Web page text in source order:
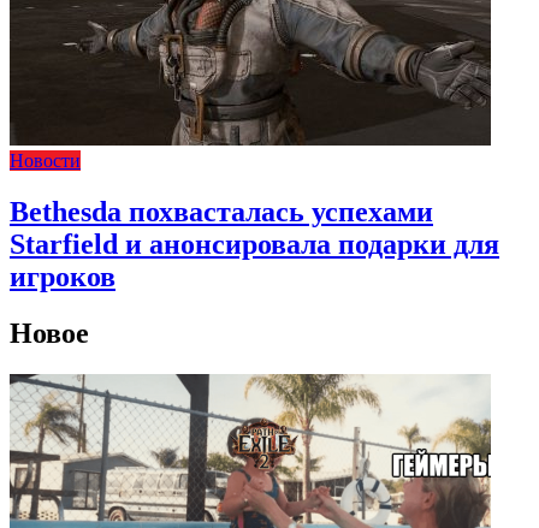
Новости
Bethesda похвасталась успехами
Starfield и анонсировала подарки для
игроков
Новое